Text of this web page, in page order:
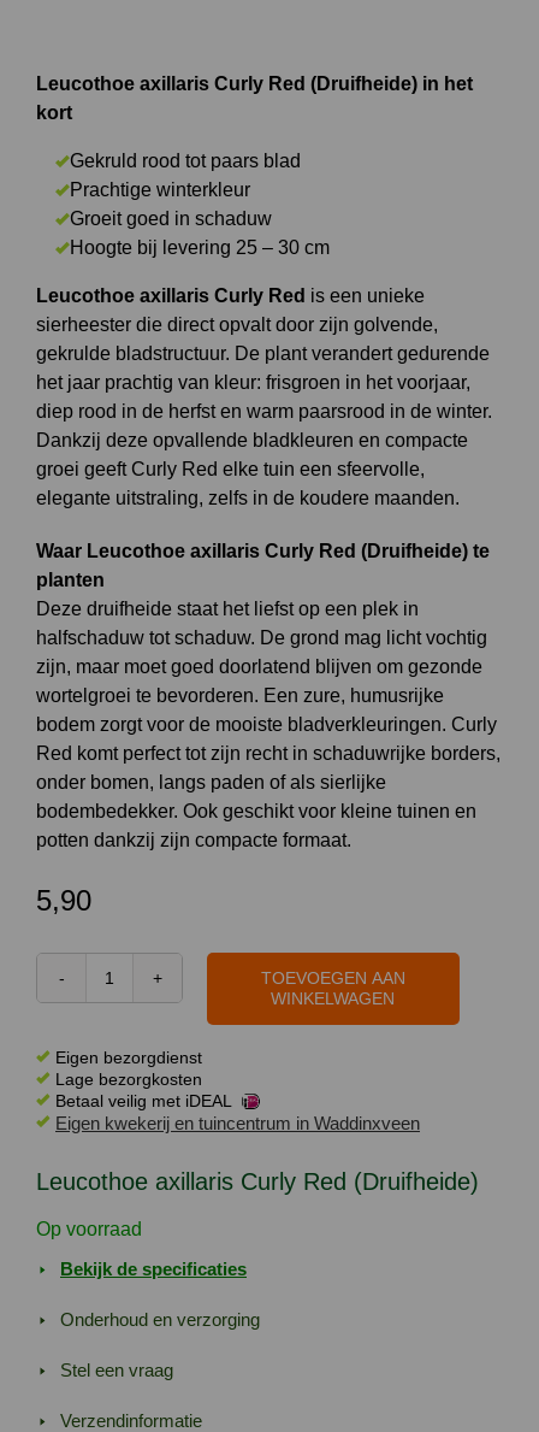
Leucothoe axillaris Curly Red (Druifheide)
Leucothoe axillaris Curly Red (Druifheide) in het
kort
Gekruld rood tot paars blad
Prachtige winterkleur
Groeit goed in schaduw
Hoogte bij levering 25 – 30 cm
Leucothoe axillaris Curly Red is een unieke
sierheester die direct opvalt door zijn golvende,
gekrulde bladstructuur. De plant verandert gedurende
het jaar prachtig van kleur: frisgroen in het voorjaar,
diep rood in de herfst en warm paarsrood in de winter.
Dankzij deze opvallende bladkleuren en compacte
groei geeft Curly Red elke tuin een sfeervolle,
elegante uitstraling, zelfs in de koudere maanden.
Waar Leucothoe axillaris Curly Red (Druifheide) te
planten
Deze druifheide staat het liefst op een plek in
halfschaduw tot schaduw. De grond mag licht vochtig
zijn, maar moet goed doorlatend blijven om gezonde
wortelgroei te bevorderen. Een zure, humusrijke
bodem zorgt voor de mooiste bladverkleuringen. Curly
Red komt perfect tot zijn recht in schaduwrijke borders,
onder bomen, langs paden of als sierlijke
bodembedekker. Ook geschikt voor kleine tuinen en
potten dankzij zijn compacte formaat.
5,90
Op voorraad
Leucothoe
Red
(Druifheide)
aantal
TOEVOEGEN AAN
WINKELWAGEN
Eigen bezorgdienst
Lage bezorgkosten
Betaal veilig met iDEAL
Eigen kwekerij en tuincentrum in Waddinxveen
Bekijk de specificaties
Onderhoud en verzorging
Stel een vraag
Verzendinformatie